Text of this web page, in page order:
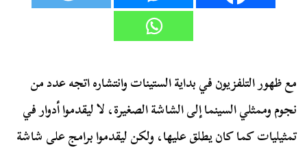
مع ظهور التلفزيون في بداية الستينات وانتشاره اتجه عدد من
نجوم وممثلي السينما إلى الشاشة الصغيرة، لا ليقدموا أدوار في
تمثيليات كما كان يطلق عليها، ولكن ليقدموا برامج على شاشة